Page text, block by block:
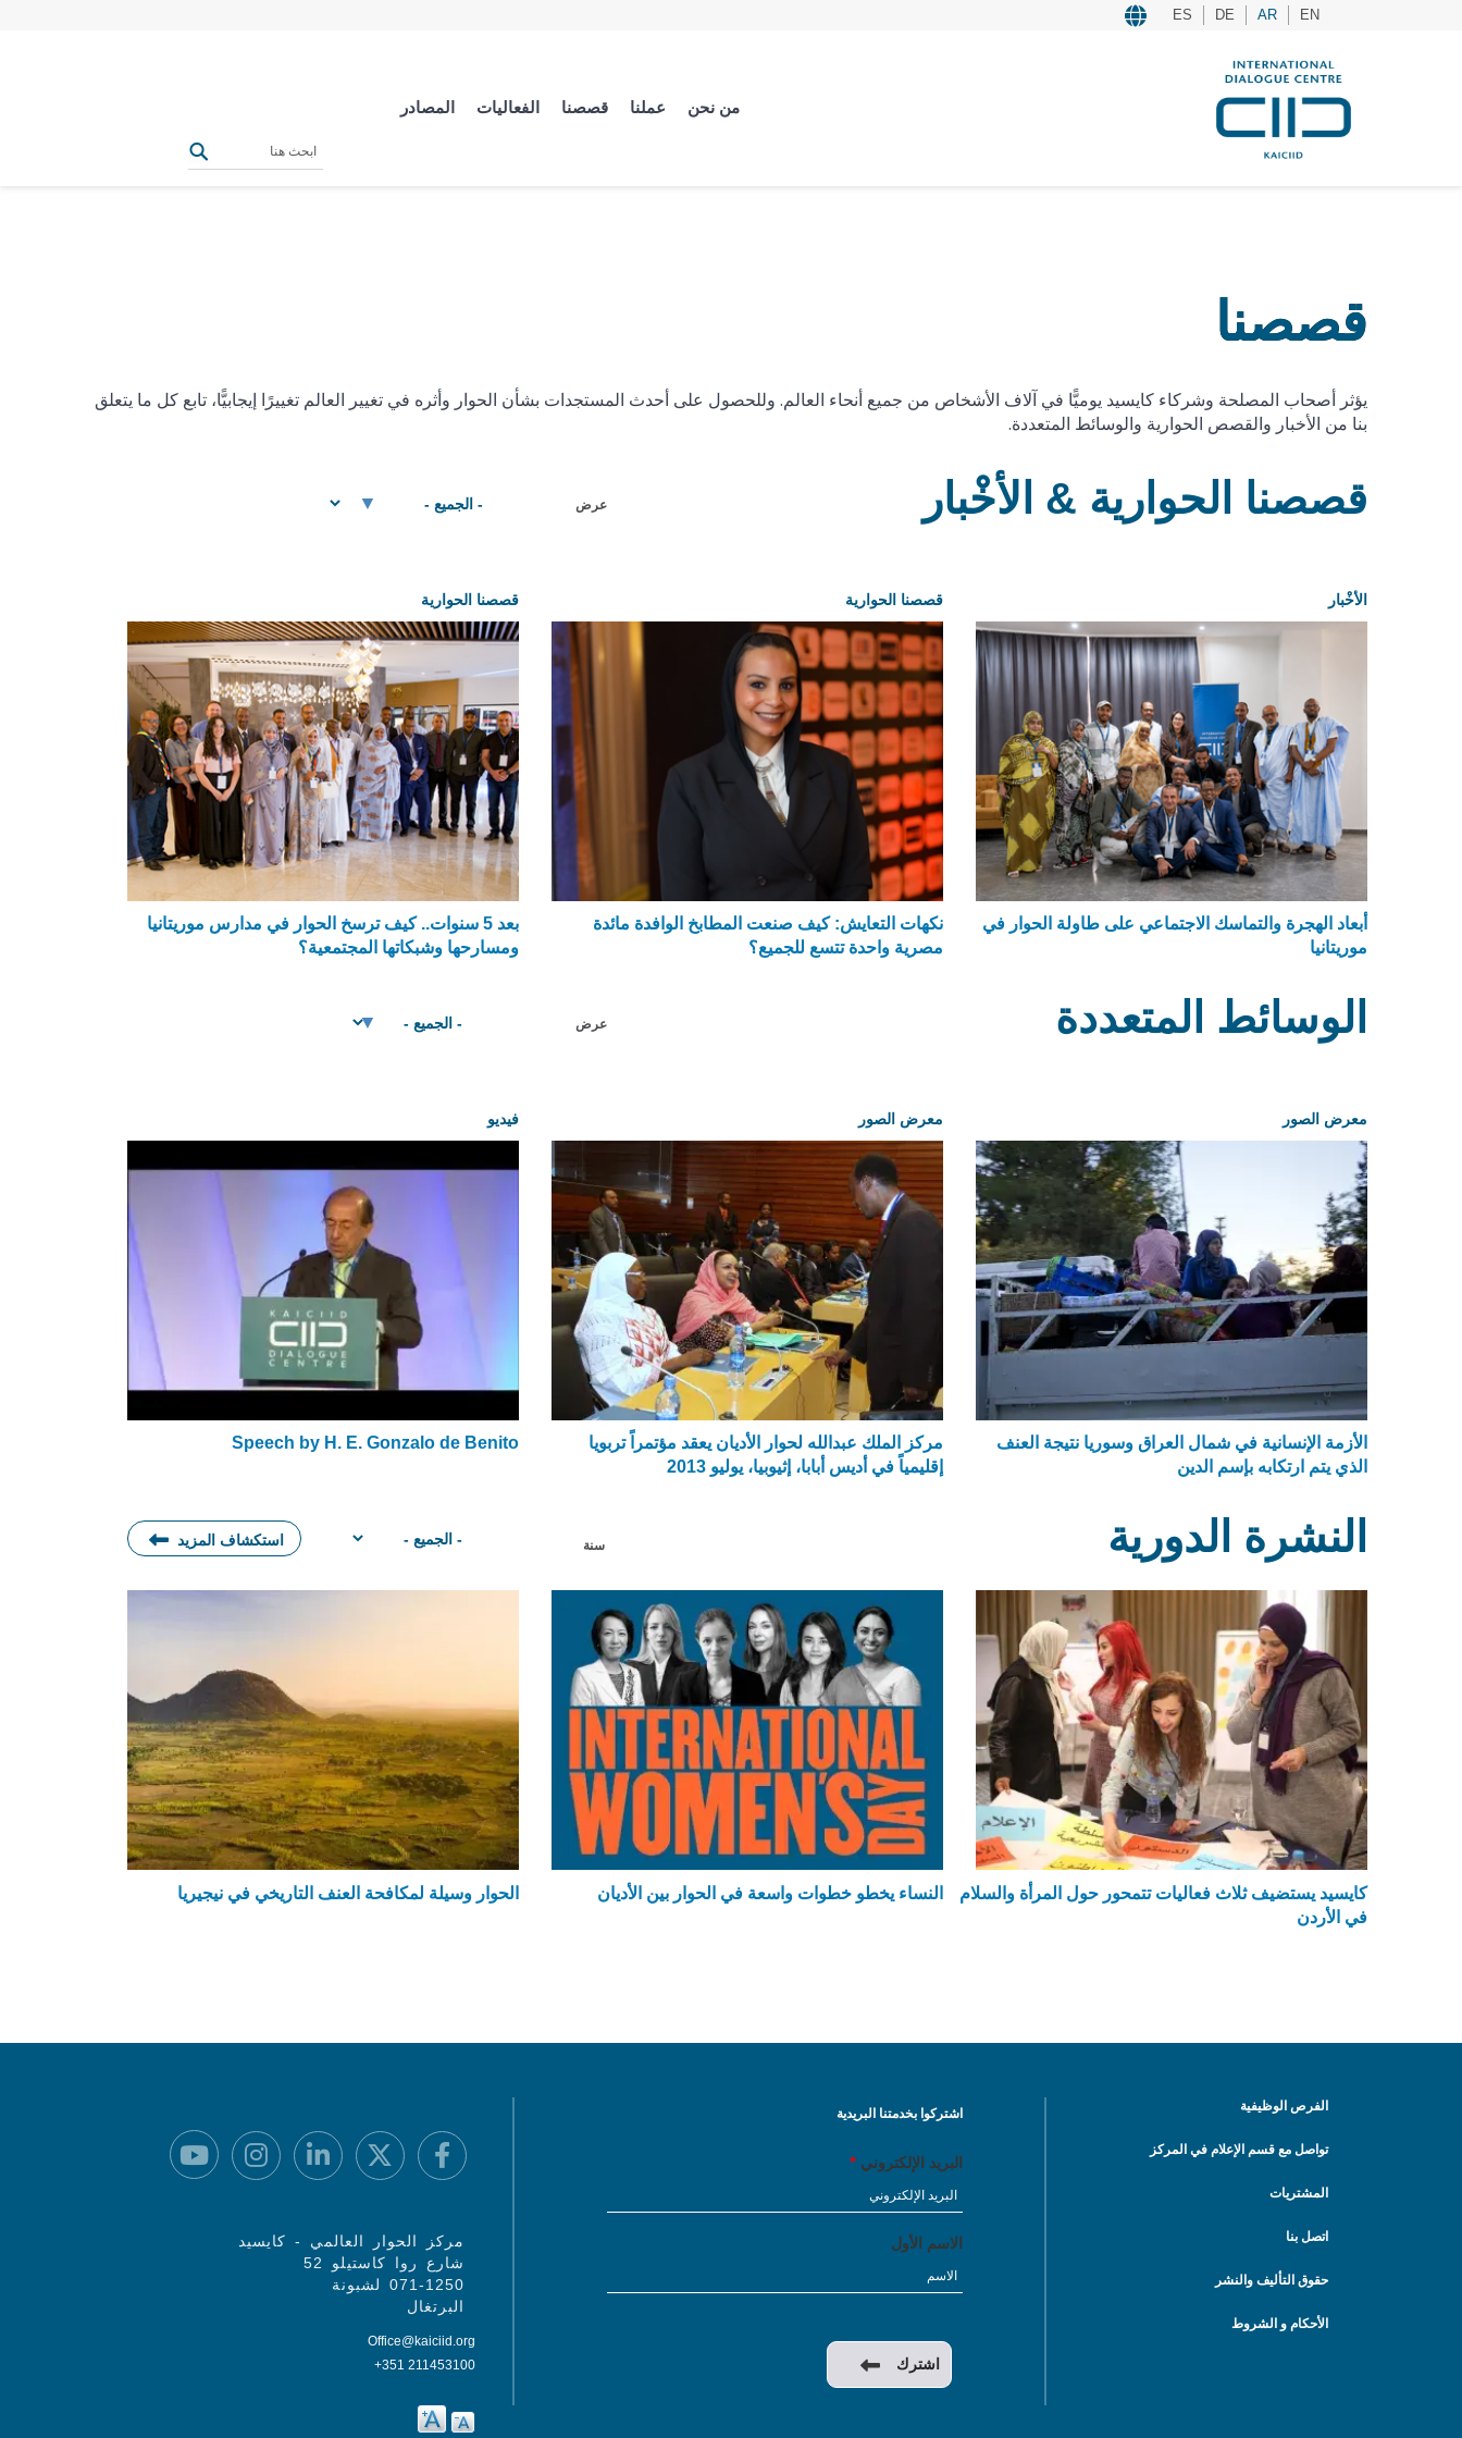
EN
AR
DE
ES
من نحن عملنا قصصنا الفعاليات المصادر
قصصنا
يؤثر أصحاب المصلحة وشركاء كايسيد يوميًّا في آلاف الأشخاص من جميع أنحاء العالم. وللحصول على أحدث المستجدات بشأن الحوار وأثره في تغيير العالم تغييرًا إيجابيًّا، تابع كل ما يتعلق
بنا من الأخبار والقصص الحوارية والوسائط المتعددة.
قصصنا الحوارية & الأخْبار عرض
الأخْبار
أبعاد الهجرة والتماسك الاجتماعي على طاولة الحوار في
موريتانيا
قصصنا الحوارية
نكهات التعايش: كيف صنعت المطابخ الوافدة مائدة
مصرية واحدة تتسع للجميع؟
قصصنا الحوارية
بعد 5 سنوات.. كيف ترسخ الحوار في مدارس موريتانيا
ومسارحها وشبكاتها المجتمعية؟
الوسائط المتعددة عرض
معرض الصور
الأزمة الإنسانية في شمال العراق وسوريا نتيجة العنف
الذي يتم ارتكابه بإسم الدين
معرض الصور
مركز الملك عبدالله لحوار الأديان يعقد مؤتمراً تربويا
إقليمياً في أديس أبابا، إثيوبيا، يوليو 2013
فيديو
Speech by H. E. Gonzalo de Benito
النشرة الدورية سنة استكشاف المزيد
كايسيد يستضيف ثلاث فعاليات تتمحور حول المرأة والسلام
في الأردن
النساء يخطو خطوات واسعة في الحوار بين الأديان الحوار وسيلة لمكافحة العنف التاريخي في نيجيريا
الفرص الوظيفية
تواصل مع قسم الإعلام في المركز
المشتريات
اتصل بنا
حقوق التأليف والنشر
الأحكام و الشروط
اشتركوا بخدمتنا البريدية
البريد الإلكتروني
الاسم الأول
مركز الحوار العالمي - كايسيد
شارع روا كاستيلو 52
071-1250 لشبونة
البرتغال
Office@kaiciid.org
+351 211453100